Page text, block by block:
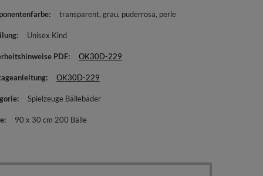
transparent grau puderrosa perle
Unisex Kind
PDF OK30D-229
OK30D-229
Spielzeuge Bällebäder
90 x 30 cm 200 Bälle